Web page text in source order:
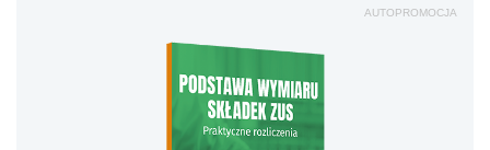
AUTOPROMOCJA